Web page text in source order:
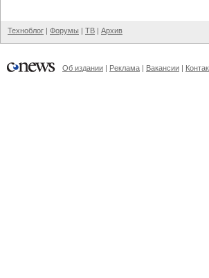
Техноблог | Форумы | ТВ | Архив
Об издании | Реклама | Вакансии |